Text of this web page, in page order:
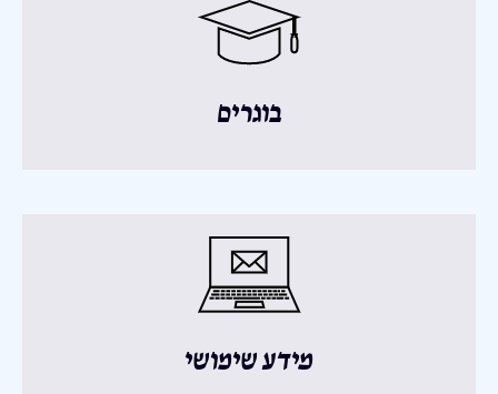
בוגרים
מידע שימושי